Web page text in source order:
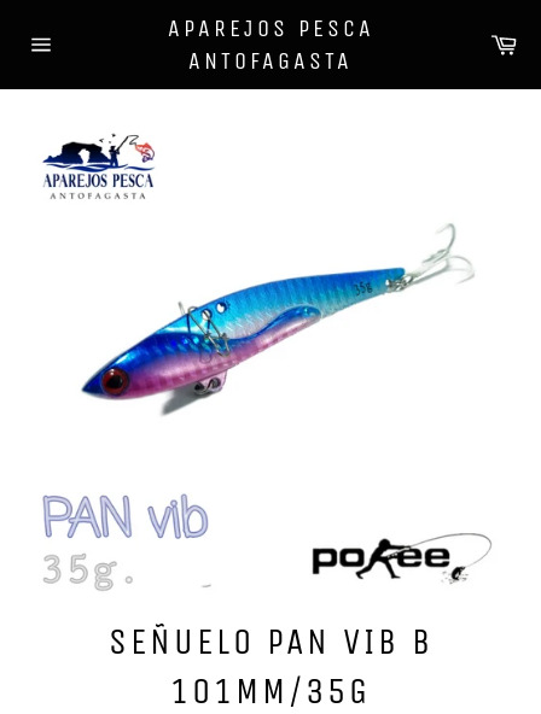
directamente
contenido
APAREJOS PESCA
ANTOFAGASTA
SEÑUELO PAN VIB B
101MM/35G